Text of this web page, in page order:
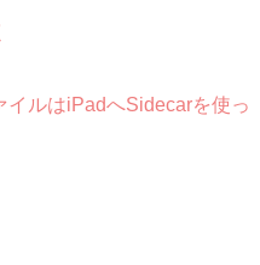
ルはiPadへSidecarを使っ